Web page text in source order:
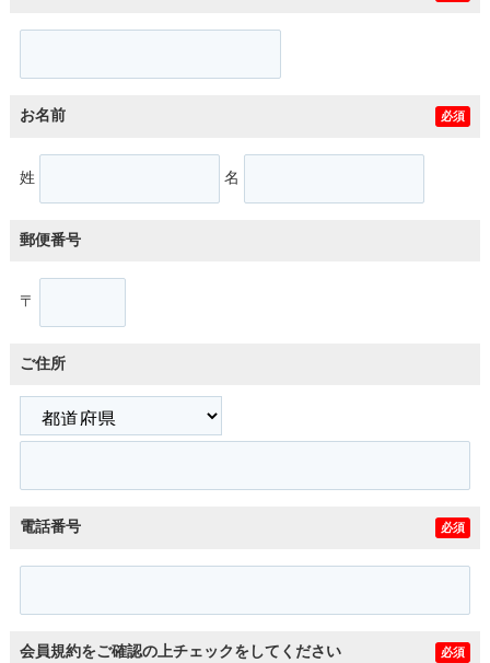
お名前 必須
姓 名
郵便番号
〒
ご住所
電話番号 必須
会員規約をご確認の上チェックをしてください 必須